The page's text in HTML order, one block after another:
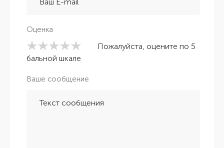
Оценка
Пожалуйста, оцените по 5
бальной шкале
Ваше сообщение